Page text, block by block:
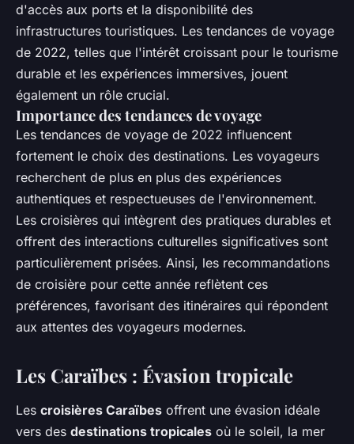
d'accès aux ports et la disponibilité des
infrastructures touristiques. Les tendances de voyage
de 2022, telles que l'intérêt croissant pour le tourisme
durable et les expériences immersives, jouent
également un rôle crucial.
Importance des tendances de voyage
Les tendances de voyage de 2022 influencent
fortement le choix des destinations. Les voyageurs
recherchent de plus en plus des expériences
authentiques et respectueuses de l'environnement.
Les croisières qui intègrent des pratiques durables et
offrent des interactions culturelles significatives sont
particulièrement prisées. Ainsi, les recommandations
de croisière pour cette année reflètent ces
préférences, favorisant des itinéraires qui répondent
aux attentes des voyageurs modernes.
Les Caraïbes : Évasion tropicale
Les croisières Caraïbes offrent une évasion idéale
vers des destinations tropicales où le soleil, la mer